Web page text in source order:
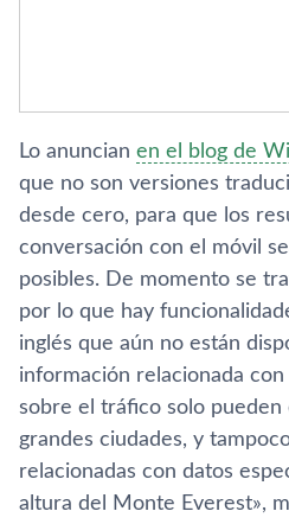
Lo anuncian en el blog de
que no son versiones
desde cero, para que los
conversación con el móvil
posibles. De momento se
por lo que hay
inglés que aún no están
información relacionada con
sobre el tráfico solo pueden
grandes ciudades, y
relacionadas con datos
altura del Monte Everest»,